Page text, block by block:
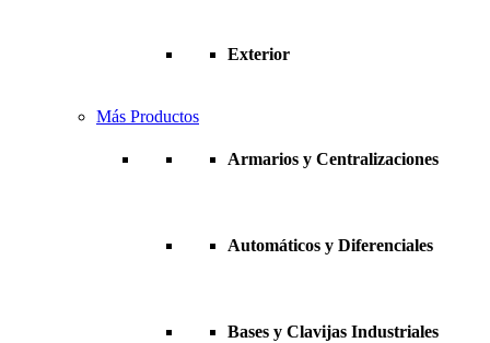
Exterior
Más Productos
Armarios y Centralizaciones
Automáticos y Diferenciales
Bases y Clavijas Industriales